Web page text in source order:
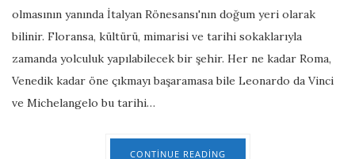
olmasının yanında İtalyan Rönesansı'nın doğum yeri olarak
bilinir. Floransa, kültürü, mimarisi ve tarihi sokaklarıyla
zamanda yolculuk yapılabilecek bir şehir. Her ne kadar Roma,
Venedik kadar öne çıkmayı başaramasa bile Leonardo da Vinci
ve Michelangelo bu tarihi…
CONTINUE READING